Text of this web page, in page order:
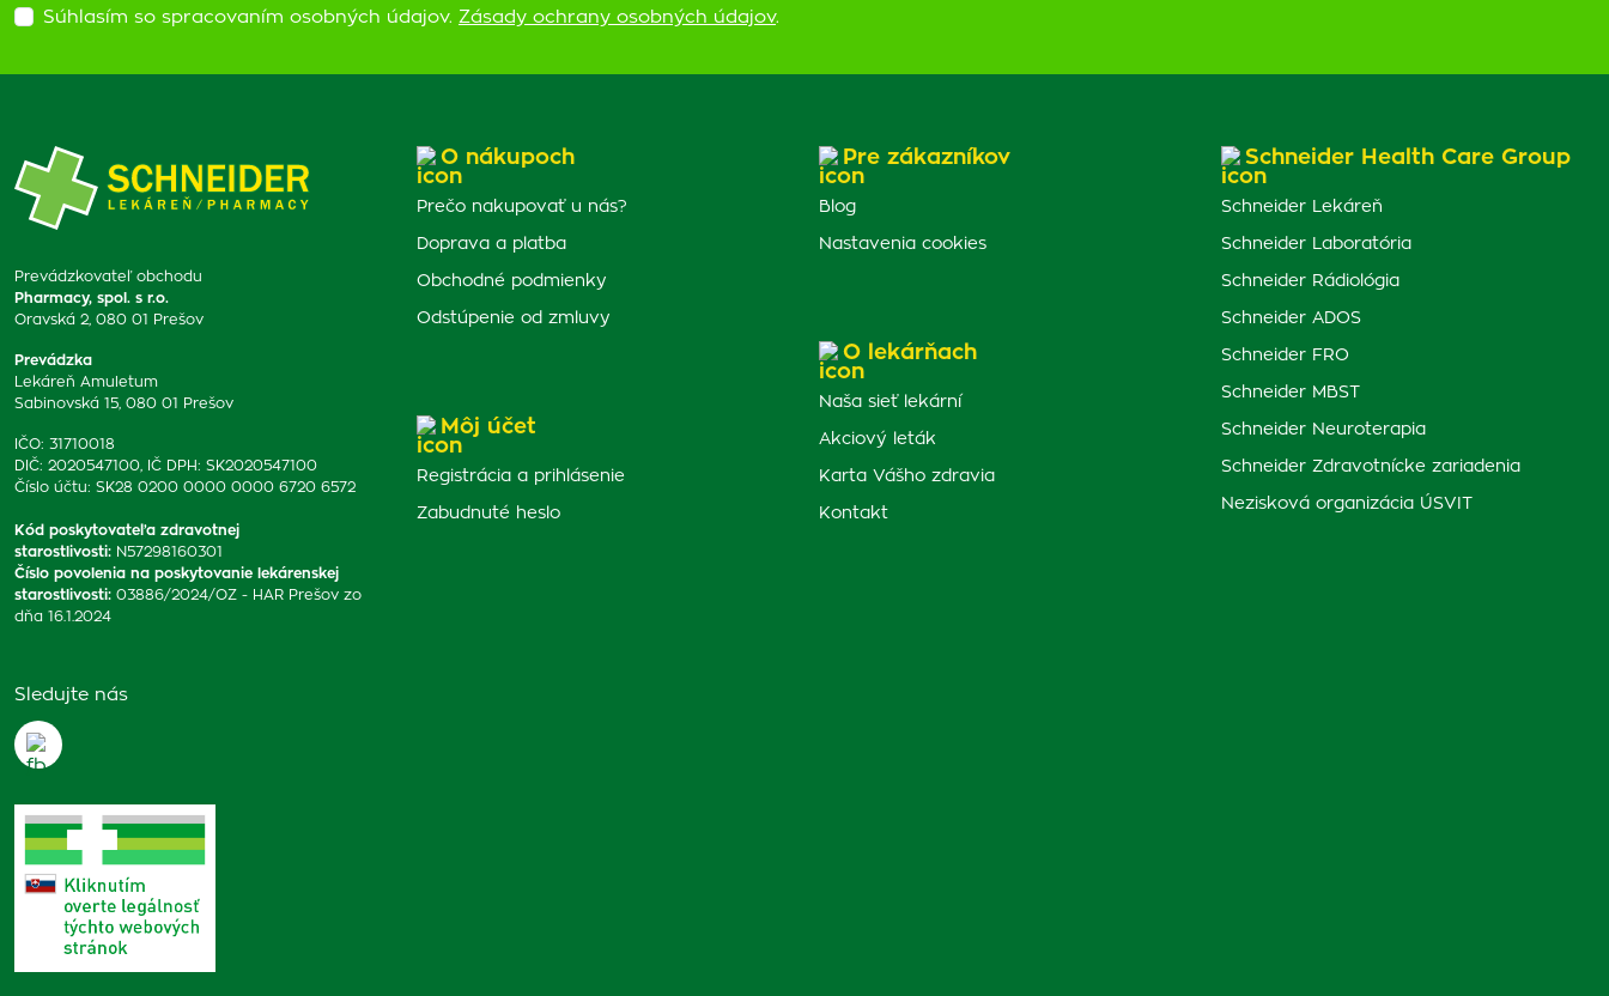
Súhlasím so spracovaním osobných údajov. Zásady ochrany osobných údajov.
Prevádzkovateľ obchodu
Pharmacy, spol. s r.o.
Oravská 2, 080 01 Prešov
Prevádzka
Lekáreň Amuletum
Sabinovská 15, 080 01 Prešov
IČO: 31710018
DIČ: 2020547100, IČ DPH: SK2020547100
Číslo účtu: SK28 0200 0000 0000 6720 6572
Kód poskytovateľa zdravotnej
starostlivosti: N57298160301
Číslo povolenia na poskytovanie lekárenskej
starostlivosti: 03886/2024/OZ - HAR Prešov zo
dňa 16.1.2024
Sledujte nás
O nákupoch
Prečo nakupovať u nás?
Doprava a platba
Obchodné podmienky
Odstúpenie od zmluvy
Môj účet
Registrácia a prihlásenie
Zabudnuté heslo
Pre zákazníkov
Blog
Nastavenia cookies
O lekárňach
Naša sieť lekární
Akciový leták
Karta Vášho zdravia
Kontakt
Schneider Health Care Group
Schneider Lekáreň
Schneider Laboratória
Schneider Rádiológia
Schneider ADOS
Schneider FRO
Schneider MBST
Schneider Neuroterapia
Schneider Zdravotnícke zariadenia
Nezisková organizácia ÚSVIT